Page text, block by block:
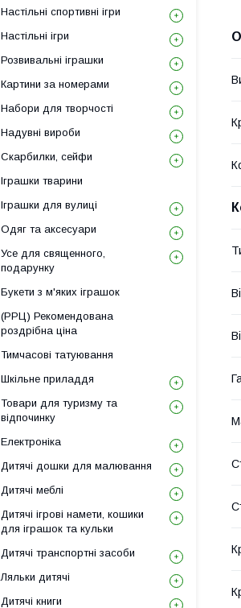
Настільні спортивні ігри
Настільні ігри
Розвивальні іграшки
Картини за номерами
Набори для творчості
Надувні вироби
Скарбилки, сейфи
Іграшки тварини
Іграшки для вулиці
Одяг та аксесуари
Усе для священного,
подарунку
Букети з м'яких іграшок
(РРЦ) Рекомендована
роздрібна ціна
Тимчасові татуювання
Шкільне приладдя
Товари для туризму та
відпочинку
Електроніка
Дитячі дошки для малювання
Дитячі меблі
Дитячі ігрові намети, кошики
для іграшок та кульки
Дитячі транспортні засоби
Ляльки дитячі
Дитячі книги